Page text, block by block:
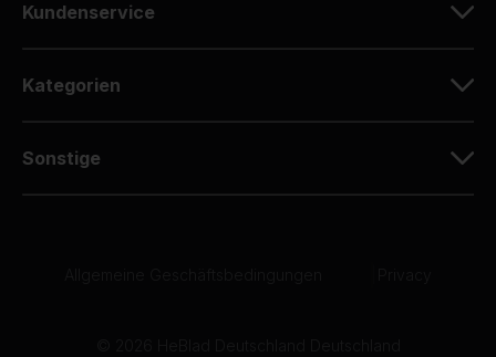
Kundenservice
Kategorien
Sonstige